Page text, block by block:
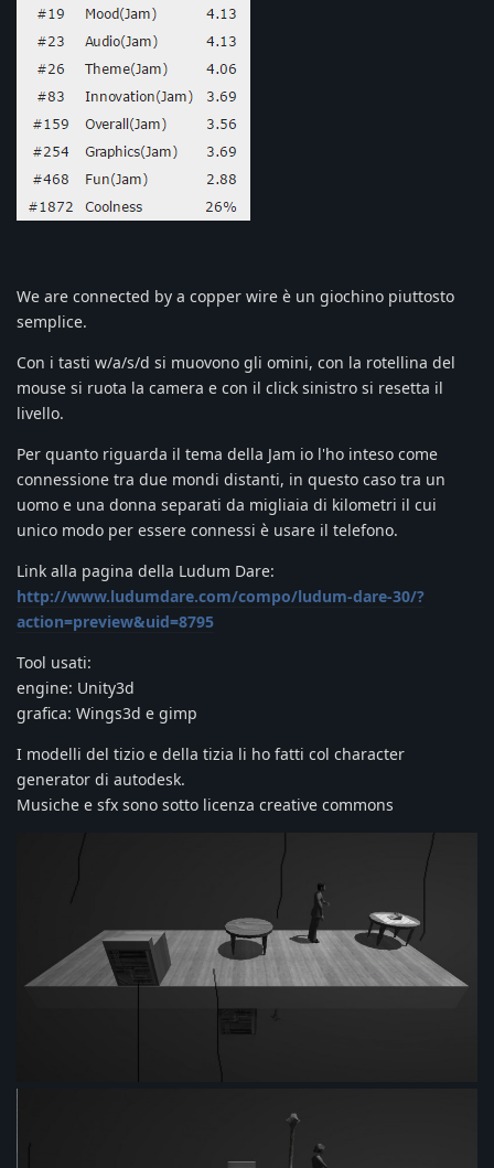
We are connected by a copper wire è un giochino piuttosto
semplice.
Con i tasti w/a/s/d si muovono gli omini, con la rotellina del
mouse si ruota la camera e con il click sinistro si resetta il
livello.
Per quanto riguarda il tema della Jam io l'ho inteso come
connessione tra due mondi distanti, in questo caso tra un
uomo e una donna separati da migliaia di kilometri il cui
unico modo per essere connessi è usare il telefono.
Link alla pagina della Ludum Dare:
http://www.ludumdare.com/compo/ludum-dare-30/?
action=preview&uid=8795
Tool usati:
engine: Unity3d
grafica: Wings3d e gimp
I modelli del tizio e della tizia li ho fatti col character
generator di autodesk.
Musiche e sfx sono sotto licenza creative commons